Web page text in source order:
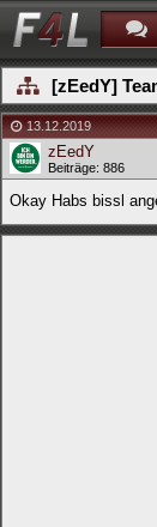
[zEedY]
13.12.2019
zEedY
Beiträge: 886
Okay Habs bissl